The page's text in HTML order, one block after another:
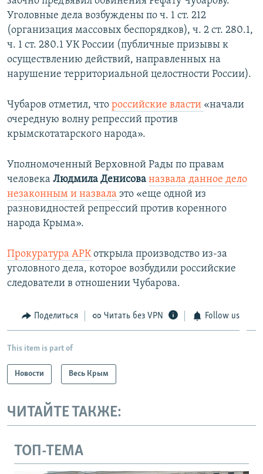
Уголовные дела возбуждены по ч. 1 ст. 212
(организация массовых беспорядков), ч. 2 ст. 280.1,
ч. 1 ст. 280.1 УК России (публичные призывы к
осуществлению действий, направленных на
нарушение территориальной целостности России).
Чубаров отметил, что российские власти «начали
очередную волну репрессий против
крымскотатарского народа».
Уполномоченный Верховной Рады по правам
человека Людмила Денисова назвала данное дело
незаконным и назвала это «еще одной из
разновидностей репрессий против коренного
народа Крыма». ​
Прокуратура АРКоткрыла производство из-за
уголовного дела, которое возбудили российские
следователи в отношении Чубарова.
Поделиться Читать без VPN Follow us
This item is part of
Новости Весь Крым
ЧИТАЙТЕ ТАКЖЕ:
ТОП-ТЕМА